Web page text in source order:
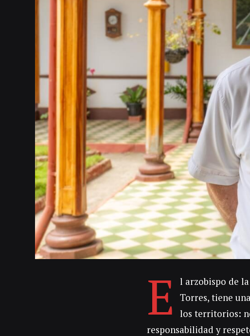
E
l arzobispo de
Torres, tiene
los territorios:
responsabilidad y